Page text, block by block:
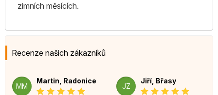
zimních měsících.
Recenze našich zákazníků
MM
Martin, Radonice
JZ
Jiří, Břasy